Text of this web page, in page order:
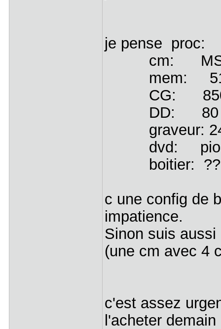
je pense proc:
cm: MSI
mem:
CG: 8500
DD: 80 go
graveur:
dvd:
boitier: ???
c une config de
impatience.
Sinon suis
(une cm avec 4
c'est assez
l'acheter